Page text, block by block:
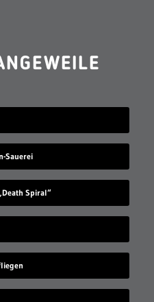
Sauerei
Spiral“